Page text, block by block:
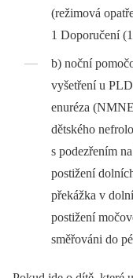
(režimová
1 Doporučení
b) noční
vyšetření u
enuréza
dětského
s podezřením
postižení
překážka v
postižení
směřováni do